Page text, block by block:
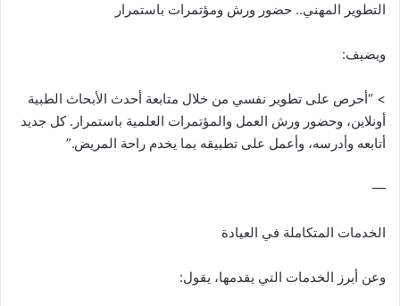
التطوير المهني.. حضور ورش ومؤتمرات باستمرار
ويضيف:
> “أحرص على تطوير نفسي من خلال متابعة أحدث الأبحاث الطبية
أونلاين، وحضور ورش العمل والمؤتمرات العلمية باستمرار. كل جديد
أتابعه وأدرسه، وأعمل على تطبيقه بما يخدم راحة المريض.”
—
الخدمات المتكاملة في العيادة
وعن أبرز الخدمات التي يقدمها، يقول: